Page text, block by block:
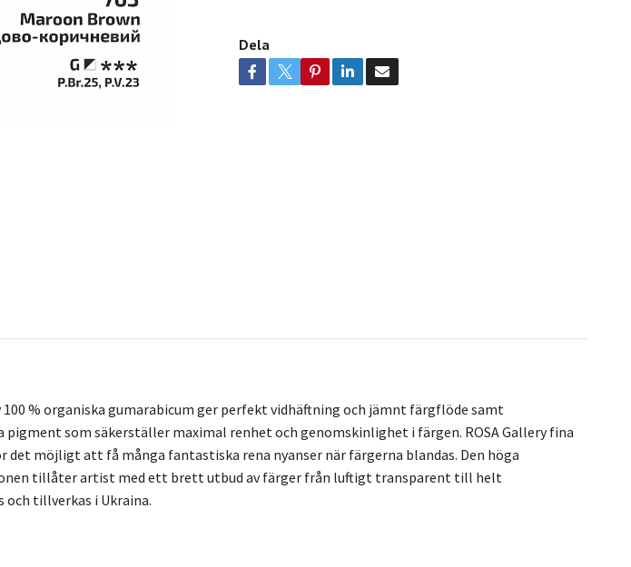
Dela
100 % organiska gumarabicum ger perfekt vidhäftning och jämnt färgflöde samt
som säkerställer maximal renhet och genomskinlighet i färgen. ROSA Gallery fina
möjligt att få många fantastiska rena nyanser när färgerna blandas. Den höga
tillåter artist med ett brett utbud av färger från luftigt transparent till helt
tillverkas i Ukraina.